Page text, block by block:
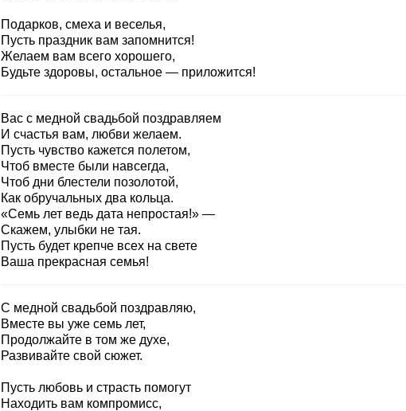
Подарков, смеха и веселья,
Пусть праздник вам запомнится!
Желаем вам всего хорошего,
Будьте здоровы, остальное — приложится!
Вас с медной свадьбой поздравляем
И счастья вам, любви желаем.
Пусть чувство кажется полетом,
Чтоб вместе были навсегда,
Чтоб дни блестели позолотой,
Как обручальных два кольца.
«Семь лет ведь дата непростая!» —
Скажем, улыбки не тая.
Пусть будет крепче всех на свете
Ваша прекрасная семья!
С медной свадьбой поздравляю,
Вместе вы уже семь лет,
Продолжайте в том же духе,
Развивайте свой сюжет.
Пусть любовь и страсть помогут
Находить вам компромисс,